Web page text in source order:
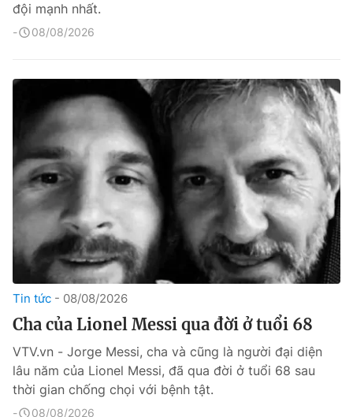
đội mạnh nhất.
08/08/2026
Tin tức 08/08/2026
Cha của Lionel Messi qua đời ở tuổi 68
VTV.vn - Jorge Messi, cha và cũng là người đại diện
lâu năm của Lionel Messi, đã qua đời ở tuổi 68 sau
thời gian chống chọi với bệnh tật.
08/08/2026